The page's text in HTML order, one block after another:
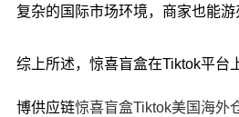
复杂的国际市场环境，商家也能游
综上所述，惊喜盲盒在Tiktok平台
博供应链惊喜盲盒Tiktok美国海外